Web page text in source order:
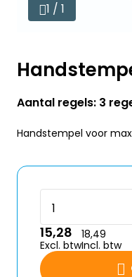
1 / 1
Aantal regels: 3
Handstempel voor
15,28
Excl. btw
18,49
Incl. btw